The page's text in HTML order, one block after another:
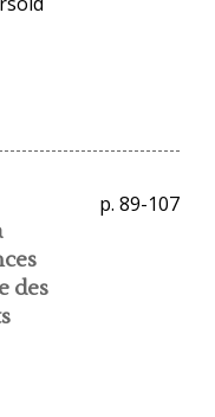
des
p. 89-107